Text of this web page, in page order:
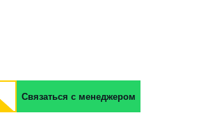
Связаться с менеджером